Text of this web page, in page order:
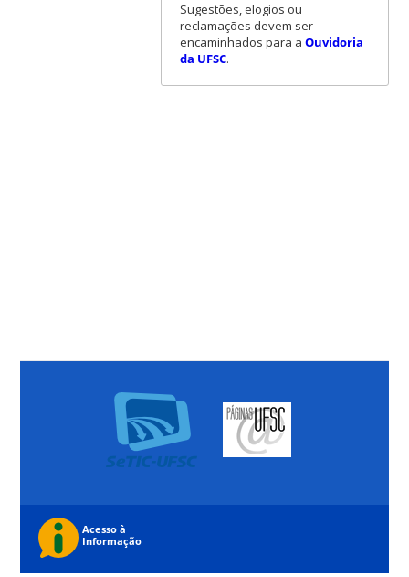
Sugestões, elogios ou
reclamações devem ser
encaminhados para a Ouvidoria
da UFSC.